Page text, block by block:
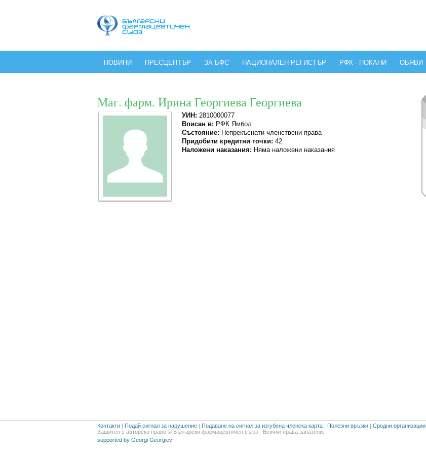
НОВИНИ ПРЕСЦЕНТЪР ЗА БФС НАЦИОНАЛЕН РЕГИСТЪР РФК - ПОКАНИ ОБЯВИ
Маг. фарм. Ирина Георгиева Георгиева
УИН: 2810000077
Вписан в: РФК Ямбол
Състояние: Непрекъснати членствени права
Придобити кредитни точки: 42
Наложени наказания: Няма наложени наказания
Контакти | Подай сигнал за нарушение | Подаване на сигнал за изгубена членска карта | Полезни връзки | Сродни организации
Защитен с авторско право © Български фармацевтичен съюз - Всички права запазени.
supported by Georgi Georgiev